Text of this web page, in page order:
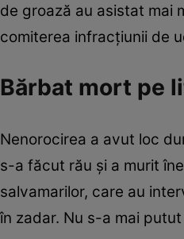
de groază au asistat mai
comiterea infracţiunii de
Bărbat mort pe
Nenorocirea a avut loc
s-a făcut rău și a murit
salvamarilor, care au
în zadar. Nu s-a mai